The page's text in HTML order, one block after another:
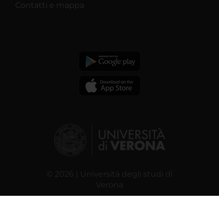
Contatti e mappa
© 2026 | Università degli studi di
Verona